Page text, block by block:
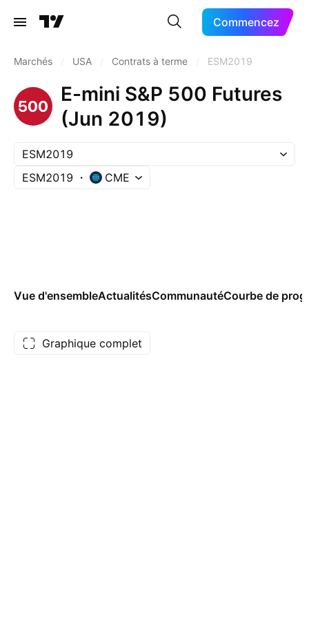
Commencez
Marchés USA Contrats à terme ESM2019
E-mini S&P 500 Futures
(Jun 2019)
ESM2019
ESM2019
CME
Vue d'ensembleActualitésCommunautéCourbe de
Graphique complet